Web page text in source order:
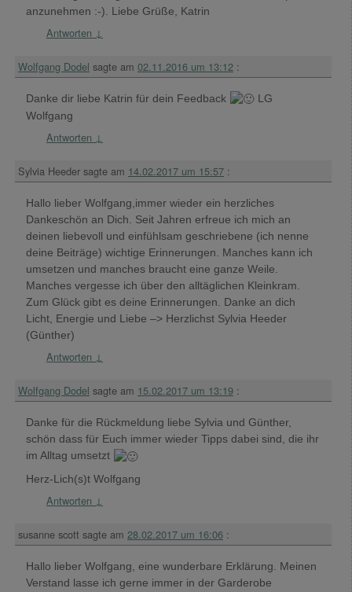
anzunehmen :-). Liebe Grüße, Katrin
Antworten ↓
Wolfgang Dodel sagte am 02.11.2016 um 13:12 :
Danke dir liebe Katrin für dein Feedback
LG
Wolfgang
Antworten ↓
Sylvia Heeder sagte am 14.02.2017 um 15:57 :
Hallo lieber Wolfgang,immer wieder ein herzliches
Dankeschön an Dich. Seit Jahren erfreue ich mich an
deinen liebevoll und einfühlsam geschriebene (ich nenne
deine Beiträge) wichtige Erinnerungen. Manches kann ich
umsetzen und manches braucht eine ganze Weile.
Manches vergesse ich über den alltäglichen Kleinkram.
Zum Glück gibt es deine Erinnerungen. Danke an dich
Licht, Energie und Liebe –> Herzlichst Sylvia Heeder
(Günther)
Antworten ↓
Wolfgang Dodel sagte am 15.02.2017 um 13:19 :
Danke für die Rückmeldung liebe Sylvia und Günther,
schön dass für Euch immer wieder Tipps dabei sind, die ihr
im Alltag umsetzt
Herz-Lich(s)t Wolfgang
Antworten ↓
susanne scott sagte am 28.02.2017 um 16:06 :
Hallo lieber Wolfgang, eine wunderbare Erklärung. Meinen
Verstand lasse ich gerne immer in der Garderobe